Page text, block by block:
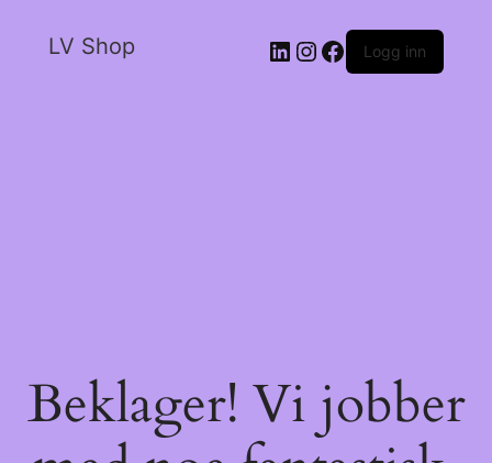
LV Shop Logg inn
Beklager! Vi jobber